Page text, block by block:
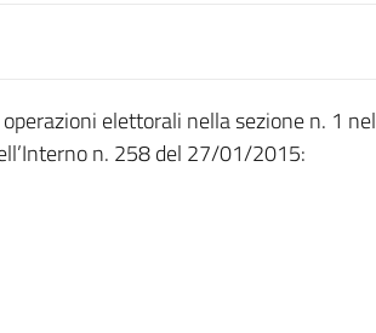
elettorali nella sezione n. 1 nel
n. 258 del 27/01/2015: